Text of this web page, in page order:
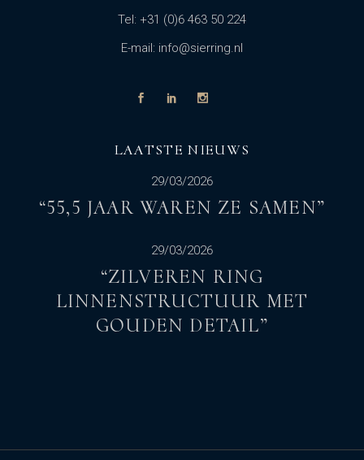
Tel: +31 (0)6 463 50 224
E-mail: info@sierring.nl
LAATSTE NIEUWS
29/03/2026
“55,5 JAAR WAREN ZE SAMEN”
29/03/2026
“ZILVEREN RING
LINNENSTRUCTUUR MET
GOUDEN DETAIL”